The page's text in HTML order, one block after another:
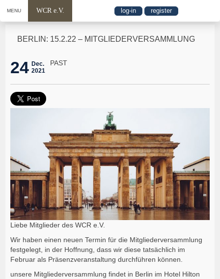
MENU WCR e.V. log-in register
BERLIN: 15.2.22 – MITGLIEDERVERSAMMLUNG
24 Dec.
2021
PAST
Liebe Mitglieder des WCR e.V.
Wir haben einen neuen Termin für die Mitgliederversammlung
festgelegt, in der Hoffnung, dass wir diese tatsächlich im
Februar als Präsenzveranstaltung durchführen können.
unsere Mitgliederversammlung findet in Berlin im Hotel Hilton